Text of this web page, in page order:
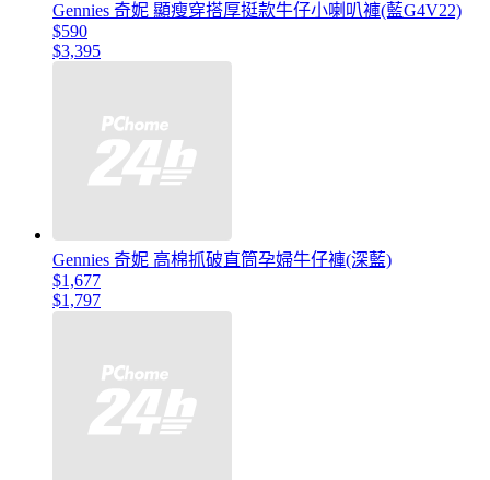
Gennies 奇妮 顯瘦穿搭厚挺款牛仔小喇叭褲(藍G4V22)
$590
$3,395
Gennies 奇妮 高棉抓破直筒孕婦牛仔褲(深藍)
$1,677
$1,797